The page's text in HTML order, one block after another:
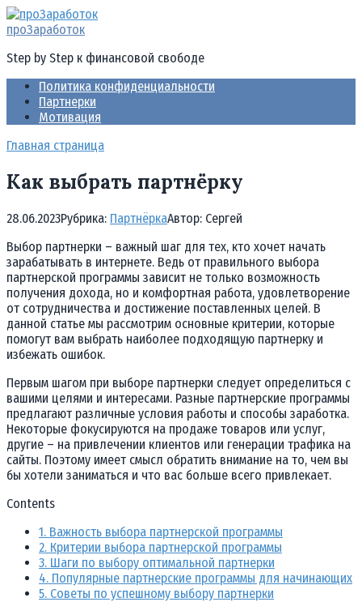
Перейти
к
проЗаработок
Step by Step к финансовой свободе
Политика конфиденциальности
Партнерки
Мотивация
Главная страница
Как выбрать партнёрку
28.06.2023Рубрика: ПартнёркаАвтор: Cергей
Выбор партнерки – важный шаг для тех, кто хочет начать
зарабатывать в интернете. Ведь от правильного выбора
партнерской программы зависит не только возможность
получения дохода, но и комфортная работа, удовлетворение
от сотрудничества и достижение поставленных целей. В
данной статье мы рассмотрим основные критерии, которые
помогут вам выбрать наиболее подходящую партнерку и
избежать ошибок.
Первым шагом при выборе партнерки следует определиться с
вашими целями и интересами. Разные партнерские программы
предлагают различные условия работы и способы заработка.
Некоторые фокусируются на продаже товаров или услуг,
другие – на привлечении клиентов или генерации трафика на
сайты. Поэтому имеет смысл обратить внимание на то, чем вы
бы хотели заниматься и что вас больше всего привлекает.
Contents
1. Важность выбора партнерской программы
2. Критерии выбора партнерской программы
3. Шаги по выбору оптимальной партнерки
4. Популярные партнерские программы для начинающих
5. Советы по успешному выбору партнерки